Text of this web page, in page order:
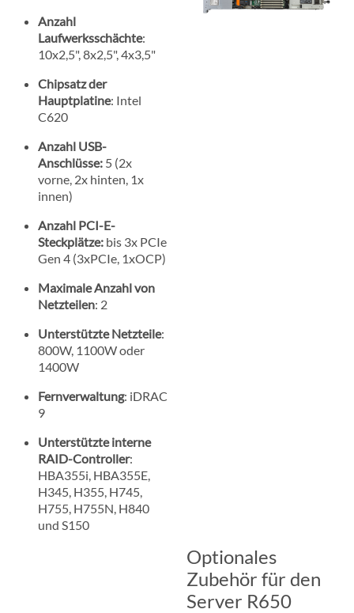
Anzahl
Laufwerksschächte:
10x2,5", 8x2,5", 4x3,5"
Chipsatz der
Hauptplatine: Intel
C620
Anzahl USB-
Anschlüsse: 5 (2x
vorne, 2x hinten, 1x
innen)
Anzahl PCI-E-
Steckplätze: bis 3x PCIe
Gen 4 (3xPCIe, 1xOCP)
Maximale Anzahl von
Netzteilen: 2
Unterstützte Netzteile:
800W, 1100W oder
1400W
Fernverwaltung: iDRAC
9
Unterstützte interne
RAID-Controller:
HBA355i, HBA355E,
H345, H355, H745,
H755, H755N, H840
und S150
Optionales
Zubehör für den
Server R650